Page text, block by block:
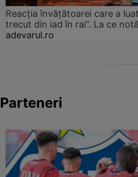
Reacția învățătoarei care a
trecut din iad în rai”. La ce
adevarul.ro
Parteneri